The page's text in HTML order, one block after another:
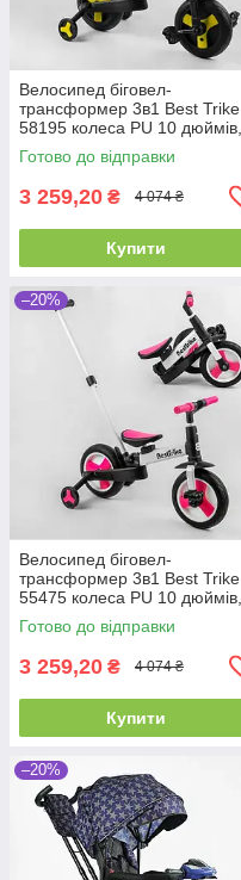
Велосипед біговел-
трансформер 3в1 Best Trike
58195 колеса PU 10 дюймів,
з батьківською ручкою, знімні
педалі
Готово до відправки
3 259,20 ₴ 4 074 ₴
Купити
–20%
Велосипед біговел-
трансформер 3в1 Best Trike
55475 колеса PU 10 дюймів,
з батьківською ручкою, знімні
педалі
Готово до відправки
3 259,20 ₴ 4 074 ₴
Купити
–20%